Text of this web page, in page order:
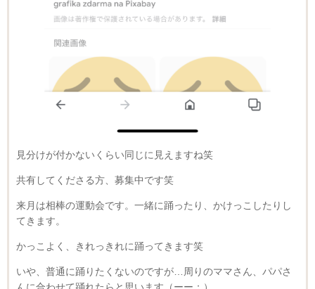
見分けが付かないくらい同じに見えますね笑
共有してくださる方、募集中です笑
来月は相棒の運動会です。一緒に踊ったり、かけっこしたりし
てきます。
かっこよく、きれっきれに踊ってきます笑
いや、普通に踊りたくないのですが…周りのママさん、パパさ